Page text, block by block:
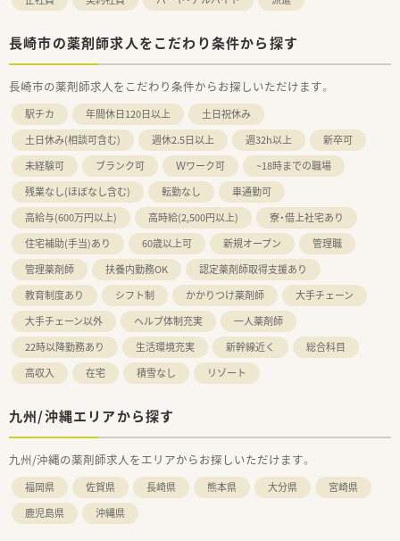
長崎市の薬剤師求人をこだわり条件から探す
長崎市の薬剤師求人をこだわり条件からお探しいただけます。
駅チカ 年間休日120日以上
土日祝休み
土日休み(相談可含む)
週休2.5日以上 週32h以上
新卒可
未経験可
ブランク可 Ｗワーク可
~18時までの職場
残業なし(ほぼなし含む)
転勤なし
車通勤可
高給与(600万円以上)
高時給(2,500円以上)
寮・借上社宅あり
住宅補助(手当)あり
60歳以上可 新規オープン
管理職
管理薬剤師
扶養内勤務OK
認定薬剤師取得支援あり
教育制度あり
シフト制 かかりつけ薬剤師
大手チェーン
大手チェーン以外
ヘルプ体制充実
一人薬剤師
22時以降勤務あり
生活環境充実 新幹線近く
総合科目
高収入
在宅 積雪なし リゾート
九州/沖縄エリアから探す
九州/沖縄の薬剤師求人をエリアからお探しいただけます。
福岡県 佐賀県 長崎県 熊本県 大分県
宮崎県
鹿児島県
沖縄県